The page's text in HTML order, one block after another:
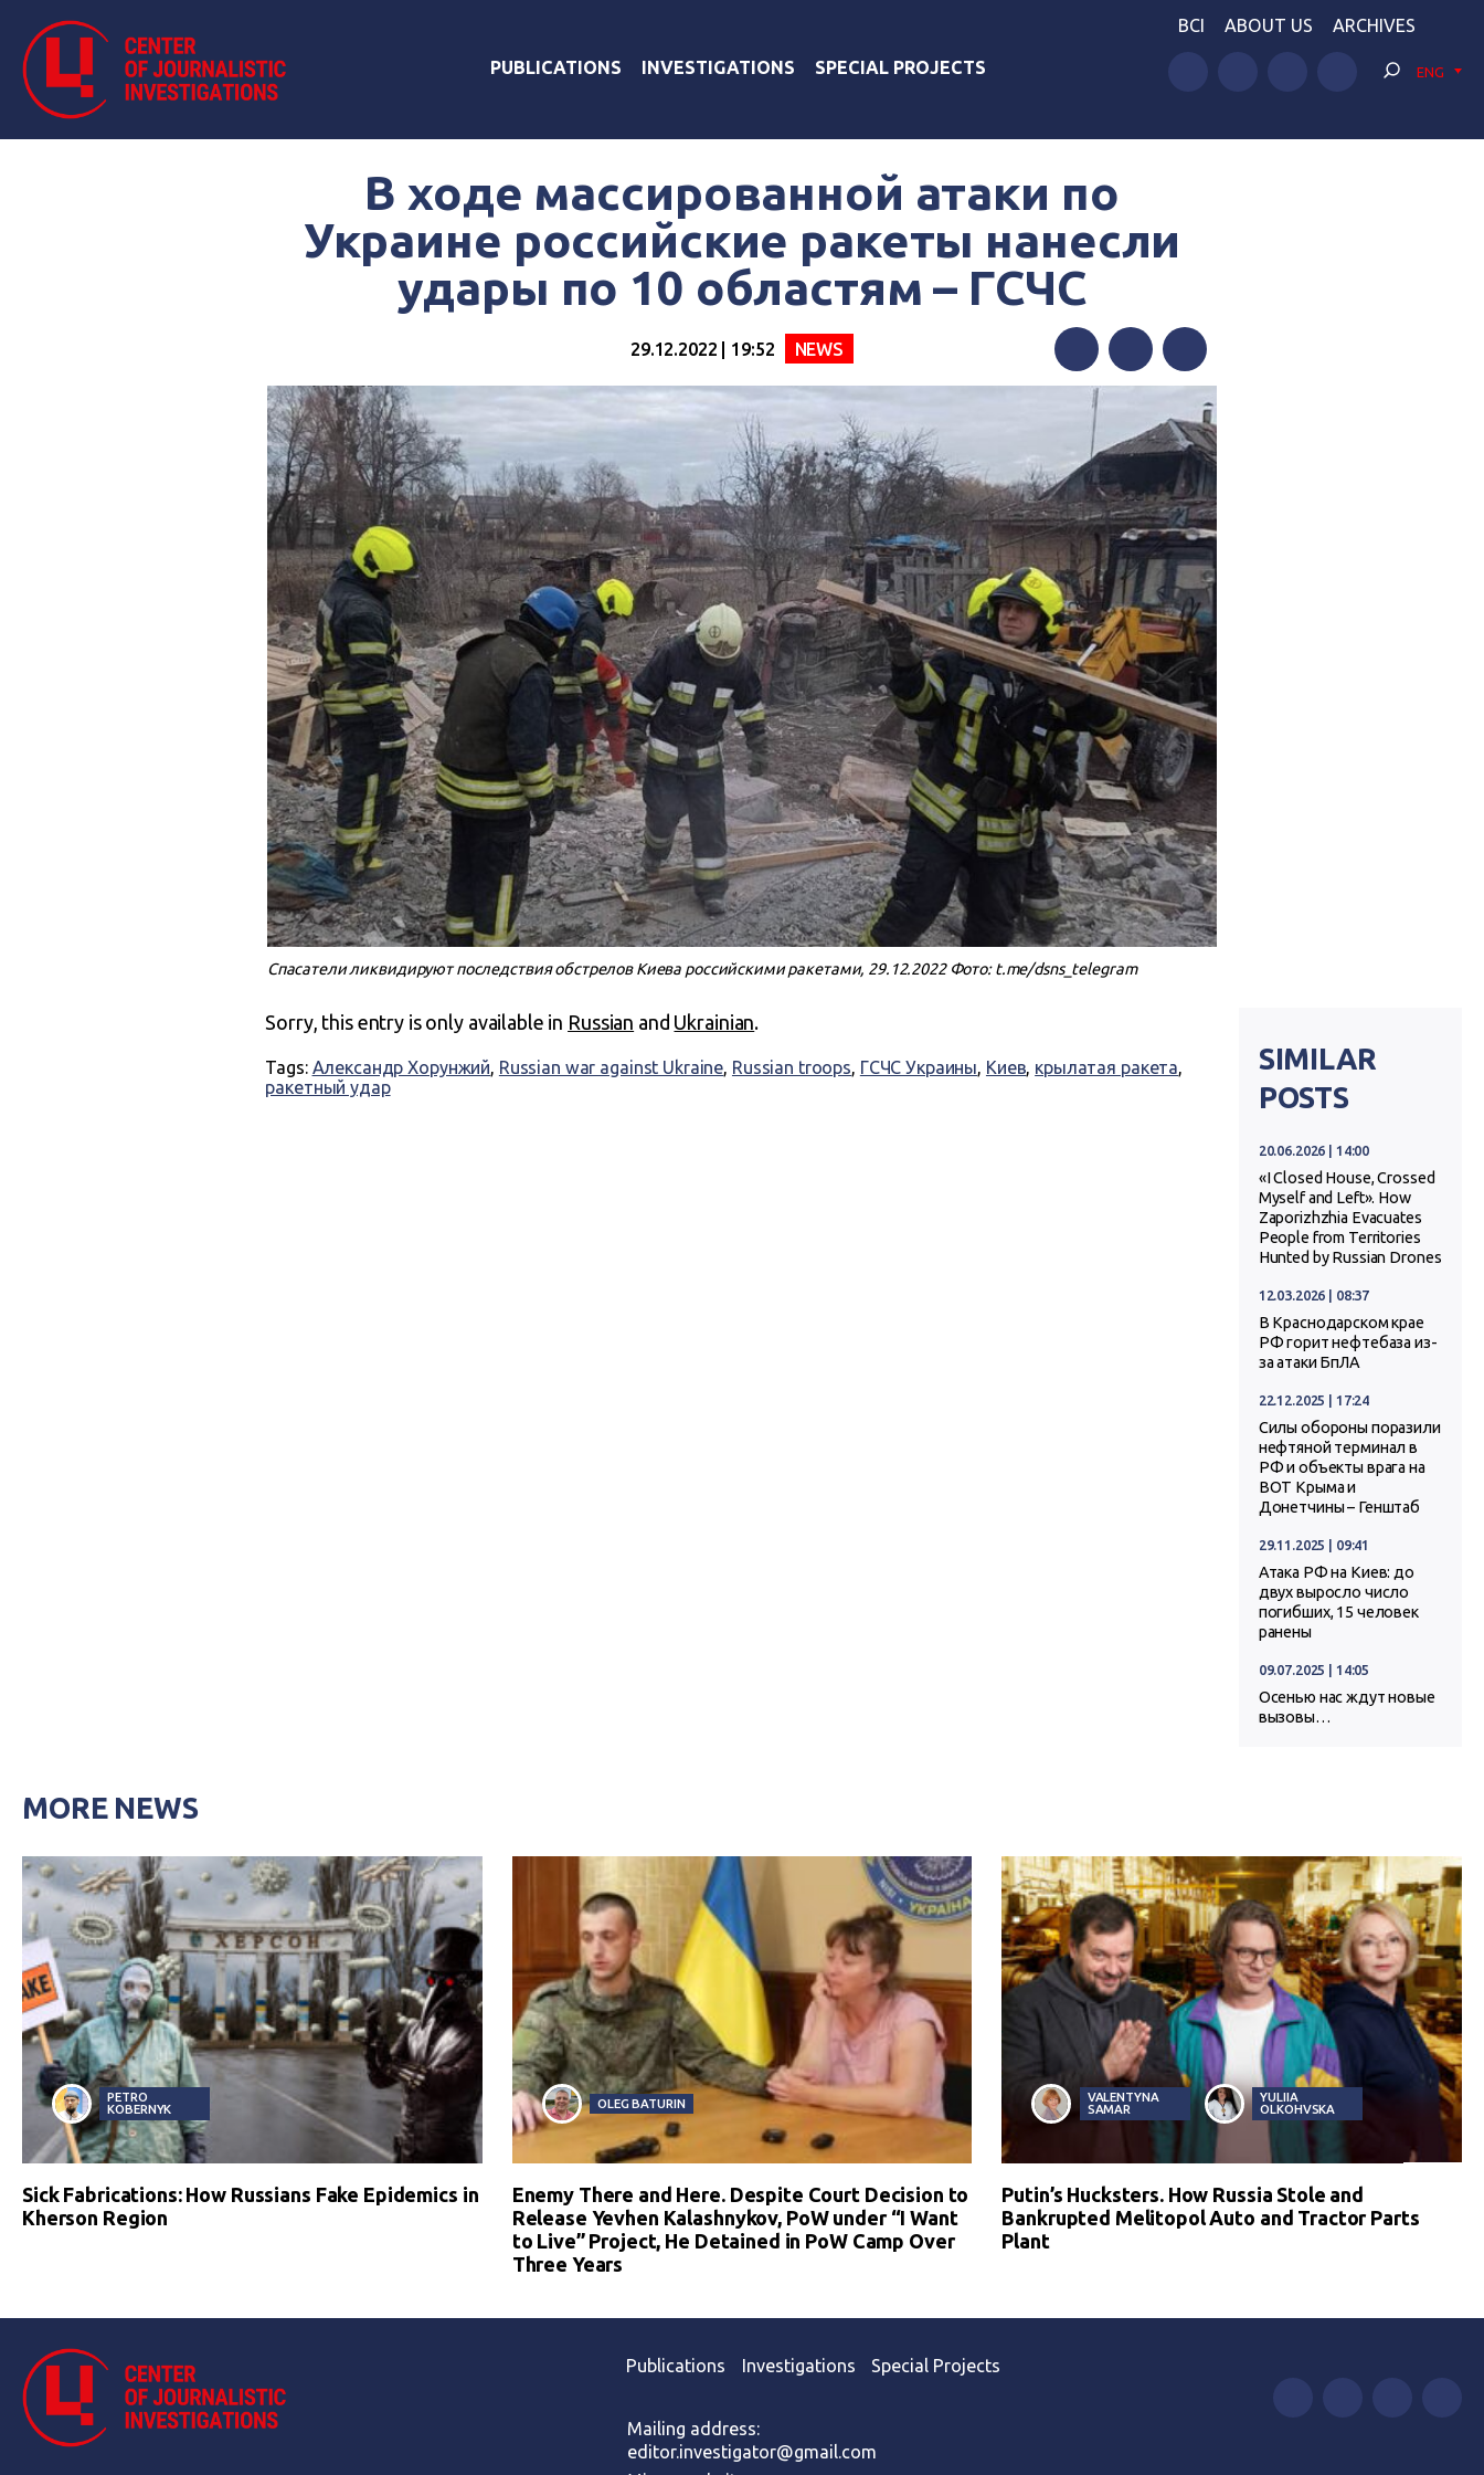
PUBLICATIONS INVESTIGATIONS SPECIAL PROJECTS
BCI ABOUT US ARCHIVES
ENG
В ходе массированной атаки по
Украине российские ракеты нанесли
удары по 10 областям – ГСЧС
29.12.2022 | 19:52 NEWS
Facebook
Спасатели ликвидируют последствия обстрелов Киева российскими ракетами, 29.12.2022 Фото: t.me/dsns_telegram
Sorry, this entry is only available in Russian and Ukrainian.
Tags: Александр Хорунжий, Russian war against Ukraine, Russian troops, ГСЧС Украины, Киев, крылатая ракета,
ракетный удар
SIMILAR
POSTS
20.06.2026 | 14:00
«I Closed House, Crossed
Myself and Left». How
Zaporizhzhia Evacuates
People from Territories
Hunted by Russian Drones
12.03.2026 | 08:37
В Краснодарском крае
РФ горит нефтебаза из-
за атаки БпЛА
22.12.2025 | 17:24
Силы обороны поразили
нефтяной терминал в
РФ и объекты врага на
ВОТ Крыма и
Донетчины – Генштаб
29.11.2025 | 09:41
Атака РФ на Киев: до
двух выросло число
погибших, 15 человек
ранены
09.07.2025 | 14:05
Осенью нас ждут новые
вызовы…
MORE NEWS
PETRO
KOBERNYK
Sick Fabrications: How Russians Fake Epidemics in
Kherson Region
OLEG BATURIN
Enemy There and Here. Despite Court Decision to
Release Yevhen Kalashnykov, PoW under “I Want
to Live” Project, He Detained in PoW Camp Over
Three Years
VALENTYNA
SAMAR
YULIIA
OLKOHVSKA
Putin’s Hucksters. How Russia Stole and
Bankrupted Melitopol Auto and Tractor Parts
Plant
Publications Investigations Special Projects
Mailing address:
editor.investigator@gmail.com